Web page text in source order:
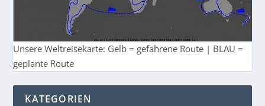
Unsere Weltreisekarte: Gelb = gefahrene Route | BLAU =
geplante Route
KATEGORIEN